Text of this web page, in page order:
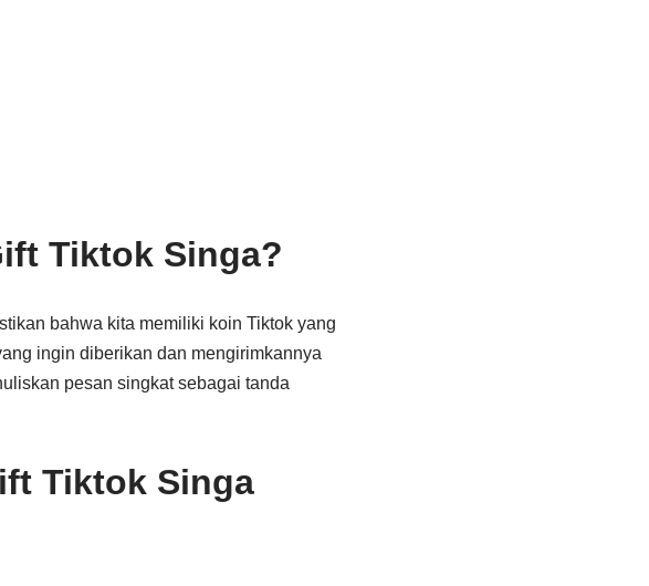
Tiktok Singa?
bahwa kita memiliki koin Tiktok yang
ingin diberikan dan mengirimkannya
pesan singkat sebagai tanda
Tiktok Singa